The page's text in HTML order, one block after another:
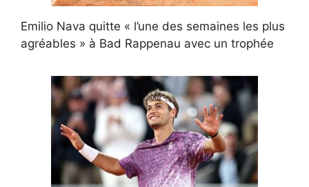
Emilio Nava quitte « l’une des semaines les plus
agréables » à Bad Rappenau avec un trophée